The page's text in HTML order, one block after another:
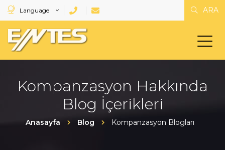
Language ARA
Kompanzasyon Hakkında
Blog İçerikleri
Anasayfa Blog Kompanzasyon Blogları